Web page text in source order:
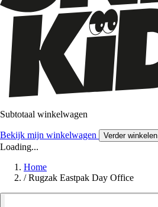
Subtotaal winkelwagen
Bekijk mijn winkelwagen Verder winkelen
Loading...
Home
/ Rugzak Eastpak Day Office